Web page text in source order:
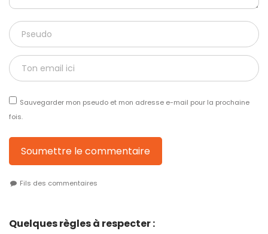
Sauvegarder mon pseudo et mon adresse e-mail pour la prochaine
fois.
Soumettre le commentaire
Fils des commentaires
Quelques règles à respecter :